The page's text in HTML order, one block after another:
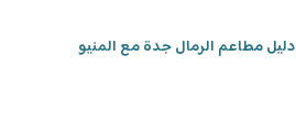
دليل مطاعم الرمال جدة مع المنيو